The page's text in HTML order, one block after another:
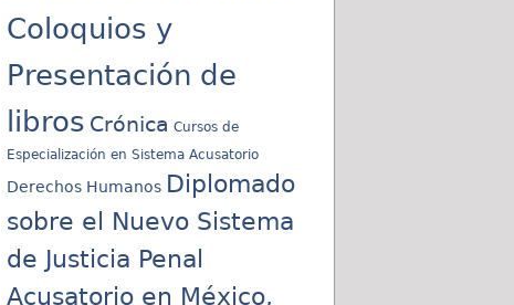
Coloquios y
Presentación de
libros Crónica Cursos de
Especialización en Sistema Acusatorio
Derechos Humanos Diplomado
sobre el Nuevo Sistema
de Justicia Penal
Acusatorio en México,